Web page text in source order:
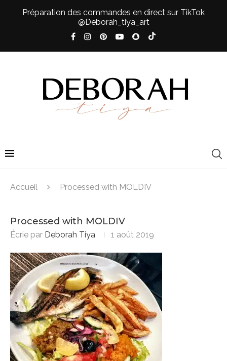
Préparation des commandes en direct sur TikTok
@Deborah_tiya_art
Accueil Processed with MOLDIV
Processed with MOLDIV
Écrie par Deborah Tiya 1 août 2019